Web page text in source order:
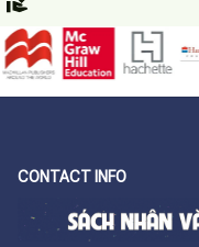
CONTACT INFO